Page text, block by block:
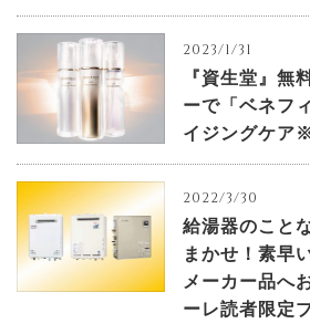
2023/1/31
『資生堂』無
ーで「ベネフ
イジングケア
2022/3/30
給湯器のこと
まかせ！素早
メーカー品へ
ーレ読者限定